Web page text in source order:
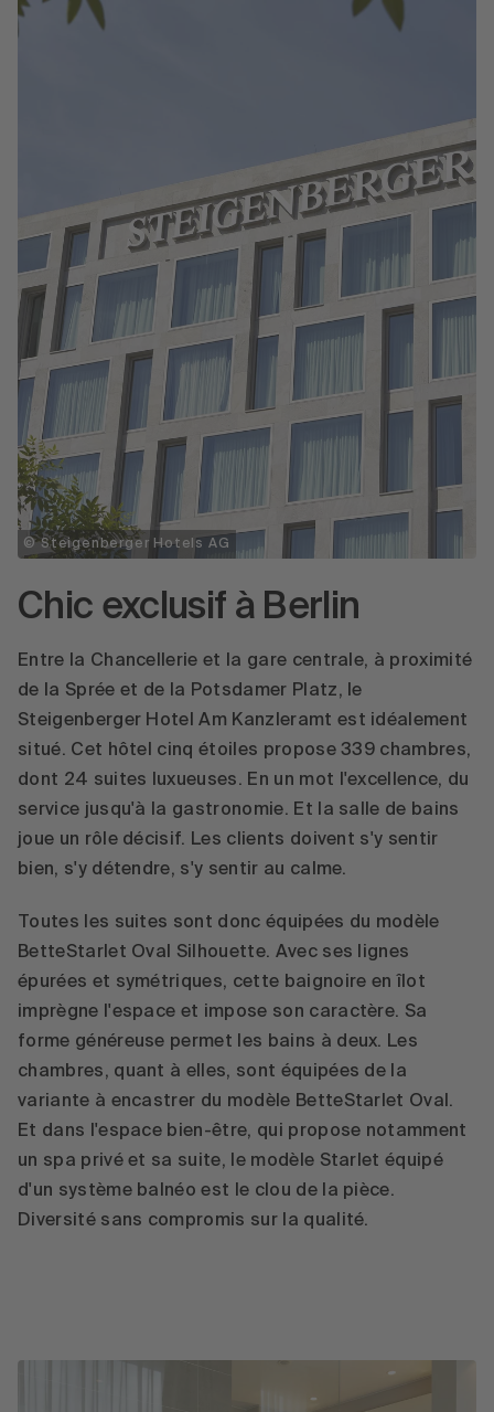
© Steigenberger Hotels AG
Chic exclusif à Berlin
Entre la Chancellerie et la gare centrale, à proximité
de la Sprée et de la Potsdamer Platz, le
Steigenberger Hotel Am Kanzleramt est idéalement
situé. Cet hôtel cinq étoiles propose 339 chambres,
dont 24 suites luxueuses. En un mot l'excellence, du
service jusqu'à la gastronomie. Et la salle de bains
joue un rôle décisif. Les clients doivent s'y sentir
bien, s'y détendre, s'y sentir au calme.
Toutes les suites sont donc équipées du modèle
BetteStarlet Oval Silhouette. Avec ses lignes
épurées et symétriques, cette baignoire en îlot
imprègne l'espace et impose son caractère. Sa
forme généreuse permet les bains à deux. Les
chambres, quant à elles, sont équipées de la
variante à encastrer du modèle BetteStarlet Oval.
Et dans l'espace bien-être, qui propose notamment
un spa privé et sa suite, le modèle Starlet équipé
d'un système balnéo est le clou de la pièce.
Diversité sans compromis sur la qualité.